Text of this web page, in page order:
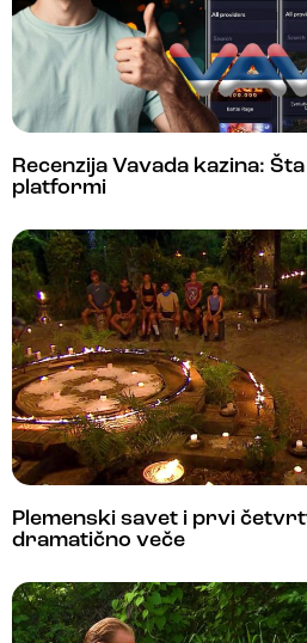
Recenzija Vavada kazina:
platformi
Plemenski savet i prvi
dramatično veče